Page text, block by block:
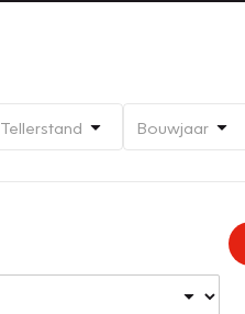
Tellerstand Bouwjaar